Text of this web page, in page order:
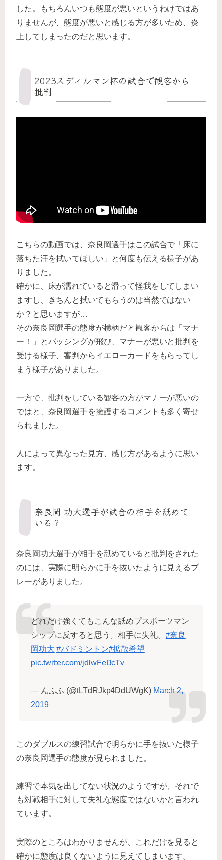
した。もちろんいつも態度が悪いというわけではあ
りませんが、態度が悪いと感じる方が多いため、炎
上してしまったのだと思います。
2023スディルマン杯の試合で観客から
批判
こちらの動画では、奈良岡選手はこの試合で「床に
落ちた汗を拭いてほしい」と何度も伝える様子があ
りました。
確かに、床が濡れていると滑って怪我をしてしまい
ますし、きちんと拭いてもらうのは当然ではない
か？と思いますが…
その奈良岡選手の態度が横柄だと観客からは「マナ
ー！」とバッシングが飛び、マナーが悪いと批判を
受ける様子、審判からイエローカードをもらってし
まう様子がありました。
一方で、批判をしている観客の方がマナーが悪いの
ではと、奈良岡選手を擁護するコメントも多く寄せ
られました。
人によって異なった見方、感じ方があるように思い
ます。
奈良岡 功大選手が試合の相手を舐めて
いる？
奈良岡功大選手が相手を舐めていると批判をされた
のには、実際に明らかに手を抜いたように見えるプ
レーがありました。
どれだけ強くてもこんな舐めプスポーツマン
シップに反すると思う。相手に失礼。 #奈良
岡功大 #バドミントン#拡散希望
pic.twitter.com/jdlwFeBcTv
— んふふ (@tLTdRJkp4DdUWgK) March 2,
2019
このダブルスの練習試合で明らかに手を抜いた様子
の奈良岡選手の態度が見られました。
練習で本気を出してない状況のようですが、それで
も対戦相手に対して失礼な態度ではないかと言われ
ています。
実際のところはわかりませんが、これだけを見ると
確かに態度は良くないように見えてしまいます。